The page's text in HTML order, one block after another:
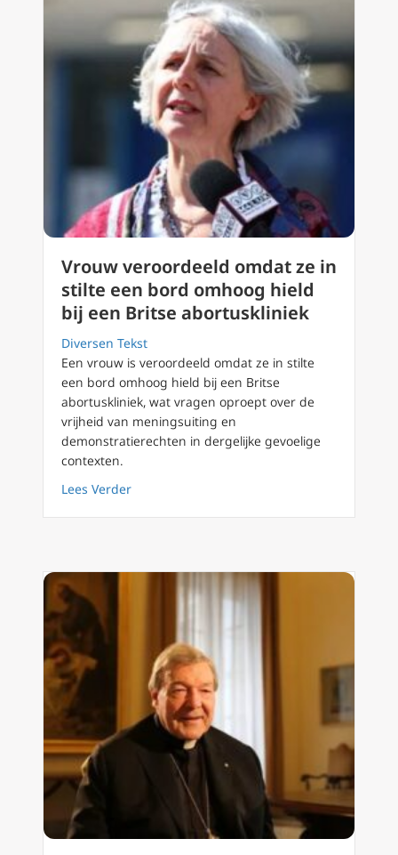
Vrouw veroordeeld omdat ze in
stilte een bord omhoog hield
bij een Britse abortuskliniek
Diversen Tekst
Een vrouw is veroordeeld omdat ze in stilte
een bord omhoog hield bij een Britse
abortuskliniek, wat vragen oproept over de
vrijheid van meningsuiting en
demonstratierechten in dergelijke gevoelige
contexten.
Lees Verderabout Vrouw veroordeeld omdat ze in